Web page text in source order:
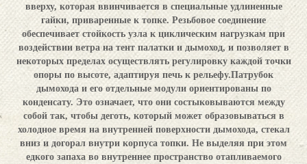
вверху, которая ввинчивается в специальные удлиненные
гайки, приваренные к топке. Резьбовое соединение
обеспечивает стойкость узла к циклическим нагрузкам при
воздействии ветра на тент палатки и дымоход, и позволяет в
некоторых пределах осуществлять регулировку каждой точки
опоры по высоте, адаптируя печь к рельефу.Патрубок
дымохода и его отдельные модули ориентированы по
конденсату. Это означает, что они состыковываются между
собой так, чтобы деготь, который может образовываться в
холодное время на внутренней поверхности дымохода, стекал
вниз и догорал внутри корпуса топки. Не выделяя при этом
едкого запаха во внутреннее пространство отапливаемого